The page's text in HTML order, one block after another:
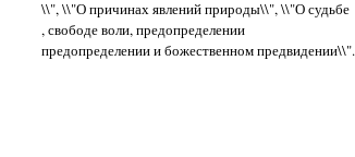
\\", \\"О причинах явлений природы\\", \\"О судьбе
, свободе воли, предопределении
предопределении и божественном предвидении\\".